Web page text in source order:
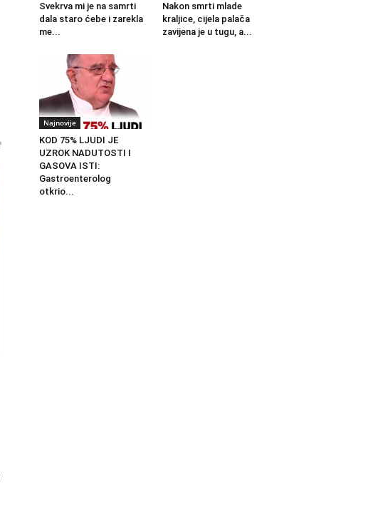
Svekrva mi je na samrti
dala staro ćebe i zarekla
me...
Nakon smrti mlade
kraljice, cijela palača
zavijena je u tugu, a...
Najnovije
KOD 75% LJUDI JE
UZROK NADUTOSTI I
GASOVA ISTI:
Gastroenterolog
otkrio...